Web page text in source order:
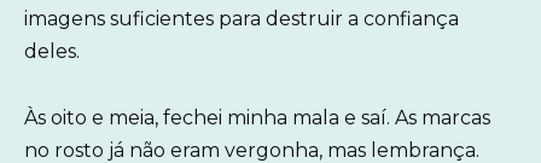
imagens suficientes para destruir a confiança
deles.
Às oito e meia, fechei minha mala e saí. As marcas
no rosto já não eram vergonha, mas lembrança.